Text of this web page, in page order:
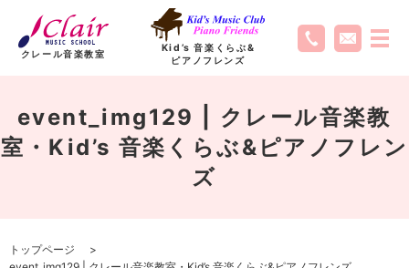
クレール音楽教室
Kid’s 音楽くらぶ&
ピアノフレンズ
event_img129 | クレール音楽教
室・Kid’s 音楽くらぶ&ピアノフレン
ズ
トップページ